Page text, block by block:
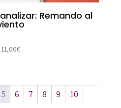
Remando al
11,00€
5 6 7 8 9
10